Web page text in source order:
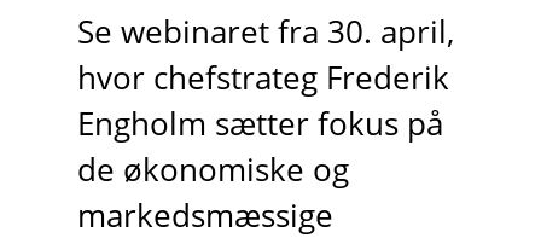
Se webinaret fra 30. april,
hvor chefstrateg Frederik
Engholm sætter fokus på
de økonomiske og
markedsmæssige